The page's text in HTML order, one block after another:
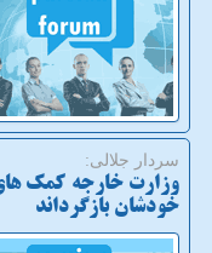
سردار جلالی:
وزارت خارجه كمك های
خودشان بازگرداند